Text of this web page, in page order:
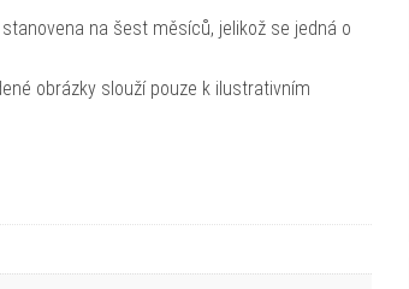
na šest měsíců, jelikož se jedná o
obrázky slouží pouze k ilustrativním